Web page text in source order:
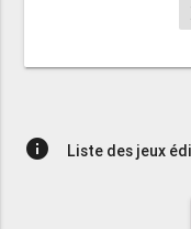
info Liste des jeux